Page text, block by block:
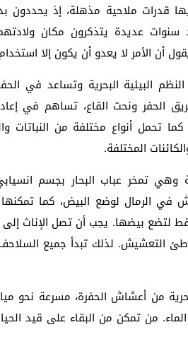
قدرات ملاحية مذهلة، إذ يحددون
عديدة يتذكرون مكان
أن الأمر لا يعدو أن يكون إلا
البيئية البحرية وتساعد في
الحفر ونحت القاع، تساهم في إعادة
تحمل أنواع مختلفة من النباتات
المختلفة.
تمخر عباب البحار بجسم
في الرمال لوضع البيض، كما
لتضع بيضها. يجب أن تصل الإناث
التعشيش. لذلك تبدأ جميع السلاحف
من أعشاش الحفرة، مسرعة نحو
من تمكن من البقاء على قيد